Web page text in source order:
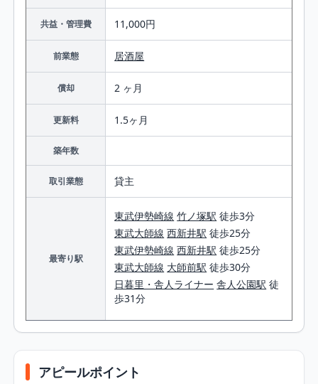
共益・管理費 11,000円
前業態 居酒屋
償却 2 ヶ月
更新料 1.5ヶ月
築年数
取引業態 貸主
最寄り駅
東武伊勢崎線 竹ノ塚駅 徒歩3分
東武大師線 西新井駅 徒歩25分
東武伊勢崎線 西新井駅 徒歩25分
東武大師線 大師前駅 徒歩30分
日暮里・舎人ライナー 舎人公園駅 徒
歩31分
アピールポイント